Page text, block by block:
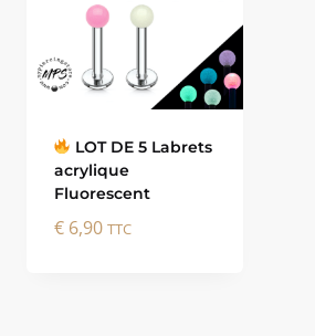
LOT DE 5 Labrets
acrylique
Fluorescent
€6,90 TTC